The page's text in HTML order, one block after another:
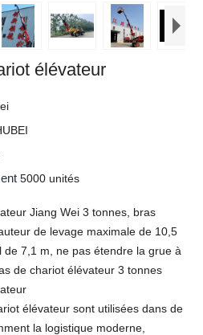
élévateur
5000 unités
Jiang Wei 3 tonnes, bras
de levage maximale de 10,5
7,1 m, ne pas étendre la grue à
de chariot élévateur 3 tonnes
élévateur sont utilisées dans de
la logistique moderne,